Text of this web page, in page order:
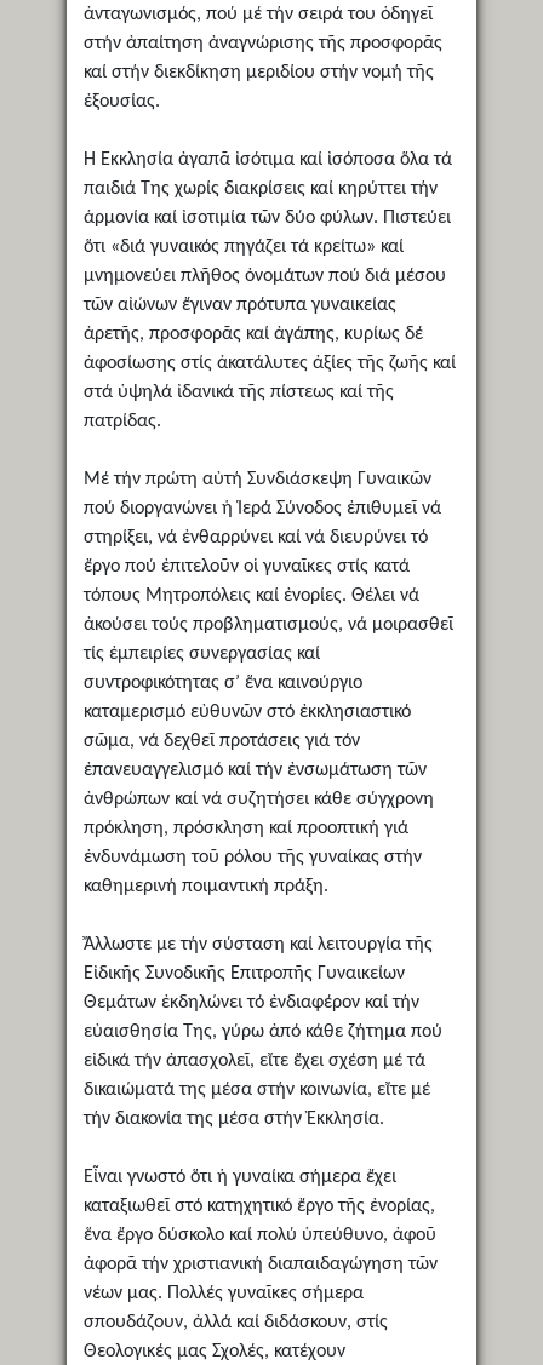
ἀνταγωνισμός, πού μέ τήν σειρά του ὁδηγεῖ
στήν ἀπαίτηση ἀναγνώρισης τῆς προσφορᾶς
καί στήν διεκδίκηση μεριδίου στήν νομή τῆς
ἐξουσίας.
Ἡ Ἐκκλησία ἀγαπᾶ ἰσότιμα καί ἰσόποσα ὅλα τά
παιδιά Της χωρίς διακρίσεις καί κηρύττει τήν
ἁρμονία καί ἰσοτιμία τῶν δύο φύλων. Πιστεύει
ὅτι «διά γυναικός πηγάζει τά κρείτω» καί
μνημονεύει πλῆθος ὀνομάτων πού διά μέσου
τῶν αἰώνων ἔγιναν πρότυπα γυναικείας
ἀρετῆς, προσφορᾶς καί ἀγάπης, κυρίως δέ
ἀφοσίωσης στίς ἀκατάλυτες ἀξίες τῆς ζωῆς καί
στά ὑψηλά ἰδανικά τῆς πίστεως καί τῆς
πατρίδας.
Μέ τήν πρώτη αὐτή Συνδιάσκεψη Γυναικῶν
πού διοργανώνει ἡ Ἱερά Σύνοδος ἐπιθυμεῖ νά
στηρίξει, νά ἐνθαρρύνει καί νά διευρύνει τό
ἔργο πού ἐπιτελοῦν οἱ γυναῖκες στίς κατά
τόπους Μητροπόλεις καί ἐνορίες. Θέλει νά
ἀκούσει τούς προβληματισμούς, νά μοιρασθεῖ
τίς ἐμπειρίες συνεργασίας καί
συντροφικότητας σ’ ἕνα καινούργιο
καταμερισμό εὐθυνῶν στό ἐκκλησιαστικό
σῶμα, νά δεχθεῖ προτάσεις γιά τόν
ἐπανευαγγελισμό καί τήν ἐνσωμάτωση τῶν
ἀνθρώπων καί νά συζητήσει κάθε σύγχρονη
πρόκληση, πρόσκληση καί προοπτική γιά
ἐνδυνάμωση τοῦ ρόλου τῆς γυναίκας στήν
καθημερινή ποιμαντική πράξη.
Ἄλλωστε με τήν σύσταση καί λειτουργία τῆς
Εἰδικῆς Συνοδικῆς Επιτροπῆς Γυναικείων
Θεμάτων ἐκδηλώνει τό ἐνδιαφέρον καί τήν
εὐαισθησία Της, γύρω ἀπό κάθε ζήτημα πού
εἰδικά τήν ἀπασχολεῖ, εἴτε ἔχει σχέση μέ τά
δικαιώματά της μέσα στήν κοινωνία, εἴτε μέ
τήν διακονία της μέσα στήν Ἐκκλησία.
Εἶναι γνωστό ὅτι ἡ γυναίκα σήμερα ἔχει
καταξιωθεῖ στό κατηχητικό ἔργο τῆς ἐνορίας,
ἕνα ἔργο δύσκολο καί πολύ ὑπεύθυνο, ἀφοῦ
ἀφορᾶ τήν χριστιανική διαπαιδαγώγηση τῶν
νέων μας. Πολλές γυναῖκες σήμερα
σπουδάζουν, ἀλλά καί διδάσκουν, στίς
Θεολογικές μας Σχολές, κατέχουν